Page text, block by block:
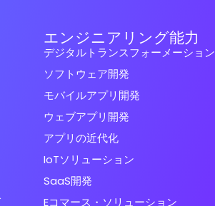
エンジニアリング能力
デジタルトランスフォーメーション
ソフトウェア開発
モバイルアプリ開発
ウェブアプリ開発
アプリの近代化
IoTソリューション
SaaS開発
Eコマース・ソリューション